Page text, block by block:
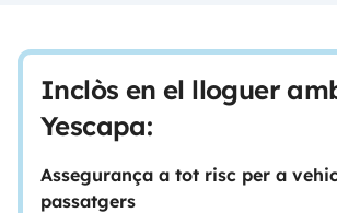
Inclòs en el lloguer
Yescapa:
Assegurança a tot risc per a
passatgers